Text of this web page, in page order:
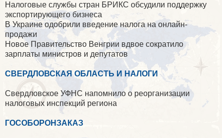
Налоговые службы стран БРИКС обсудили поддержку
экспортирующего бизнеса
В Украине одобрили введение налога на онлайн-
продажи
Новое Правительство Венгрии вдвое сократило
зарплаты министров и депутатов
СВЕРДЛОВСКАЯ ОБЛАСТЬ И НАЛОГИ
Свердловское УФНС напомнило о реорганизации
налоговых инспекций региона
ГОСОБОРОНЗАКАЗ